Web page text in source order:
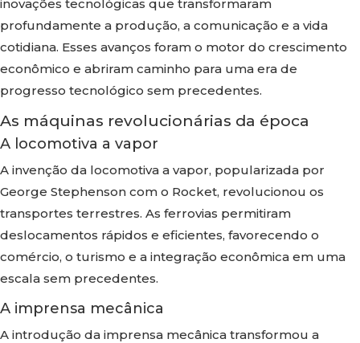
inovações tecnológicas que transformaram
profundamente a produção, a comunicação e a vida
cotidiana. Esses avanços foram o motor do crescimento
econômico e abriram caminho para uma era de
progresso tecnológico sem precedentes.
As máquinas revolucionárias da época
A locomotiva a vapor
A invenção da locomotiva a vapor, popularizada por
George Stephenson com o Rocket, revolucionou os
transportes terrestres. As ferrovias permitiram
deslocamentos rápidos e eficientes, favorecendo o
comércio, o turismo e a integração econômica em uma
escala sem precedentes.
A imprensa mecânica
A introdução da imprensa mecânica transformou a